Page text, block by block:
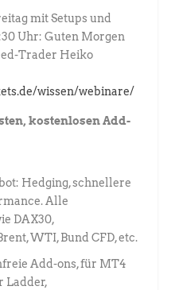
mit Setups und
Uhr: Guten Morgen
Trader Heiko
wissen/webinare/
kostenlosen Add-
Hedging, schnellere
Alle
DAX30,
WTI, Bund CFD, etc.
Add-ons, für MT4
Ladder,